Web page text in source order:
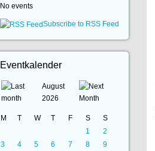
No events
Subscribe to RSS Feed
Eventkalender
August
2026
M T W T F S
S
1
2
3
4 5 6 7 8
9